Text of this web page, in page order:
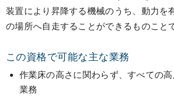
装置により昇降する機械のうち、動力を
の場所へ自走することができるものこと
この資格で可能な主な業務
作業床の高さに関わらず、すべての
業務